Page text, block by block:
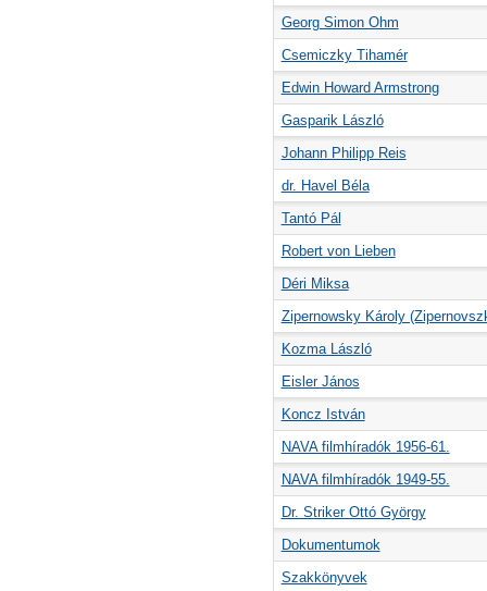
Georg Simon Ohm
Csemiczky Tihamér
Edwin Howard Armstrong
Gasparik László
Johann Philipp Reis
dr. Havel Béla
Tantó Pál
Robert von Lieben
Déri Miksa
Zipernowsky Károly
Kozma László
Eisler János
Koncz István
NAVA filmhíradók 1956-61.
NAVA filmhíradók 1949-55.
Dr. Striker Ottó György
Dokumentumok
Szakkönyvek